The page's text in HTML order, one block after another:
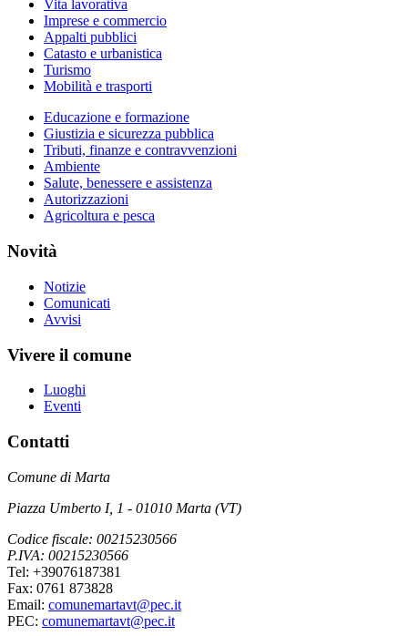
Vita lavorativa
Imprese e commercio
Appalti pubblici
Catasto e urbanistica
Turismo
Mobilità e trasporti
Educazione e formazione
Giustizia e sicurezza pubblica
Tributi, finanze e contravvenzioni
Ambiente
Salute, benessere e assistenza
Autorizzazioni
Agricoltura e pesca
Novità
Notizie
Comunicati
Avvisi
Vivere il comune
Luoghi
Eventi
Contatti
Comune di Marta
Piazza Umberto I, 1 - 01010 Marta (VT)
Codice fiscale: 00215230566
P.IVA: 00215230566
Tel: +39076187381
Fax: 0761 873828
Email: comunemartavt@pec.it
PEC: comunemartavt@pec.it